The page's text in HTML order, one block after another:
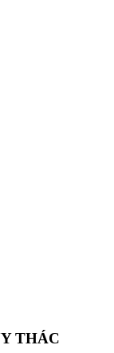
THÁC